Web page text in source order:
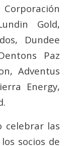
Gold,
Dundee
Paz
Adventus
Energy,
celebrar las
socios de